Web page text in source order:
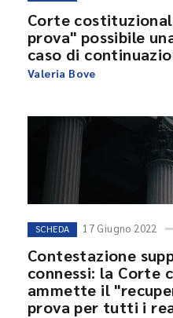
Corte
prova" possibile
caso di
Valeria Bove
SCHEDA 17 Giugno 2022
Contestazione
connessi: la Corte
ammette il
prova per tutti i